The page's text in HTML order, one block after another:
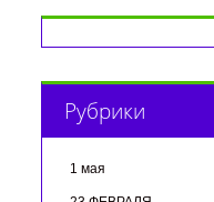
Рубрики
1 мая